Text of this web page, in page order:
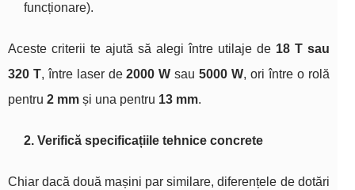
funcționare).
Aceste criterii te ajută să alegi între utilaje de 18 T sau
320 T, între laser de2000 W sau5000 W, ori între o rolă
pentru 2 mm și una pentru 13 mm.
2. Verifică specificațiile tehnice concrete
Chiar dacă două mașini par similare, diferențele de dotări